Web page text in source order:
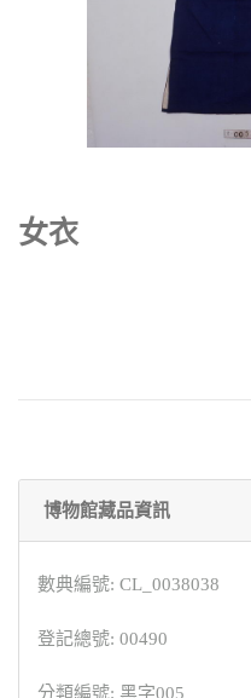
女衣
博物館藏品資訊
數典編號: CL_0038038
登記總號: 00490
分類編號: 黑字005